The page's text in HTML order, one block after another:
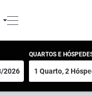
QUARTOS E